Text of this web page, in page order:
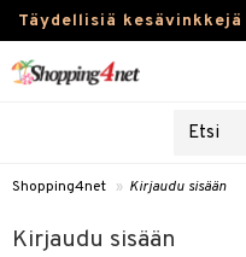
Täydellisiä kesävinkkejä
Piilolinssit
Luontaistuotteet
Shopping4net » Kirjaudu sisään
Kirjaudu sisään
sisään